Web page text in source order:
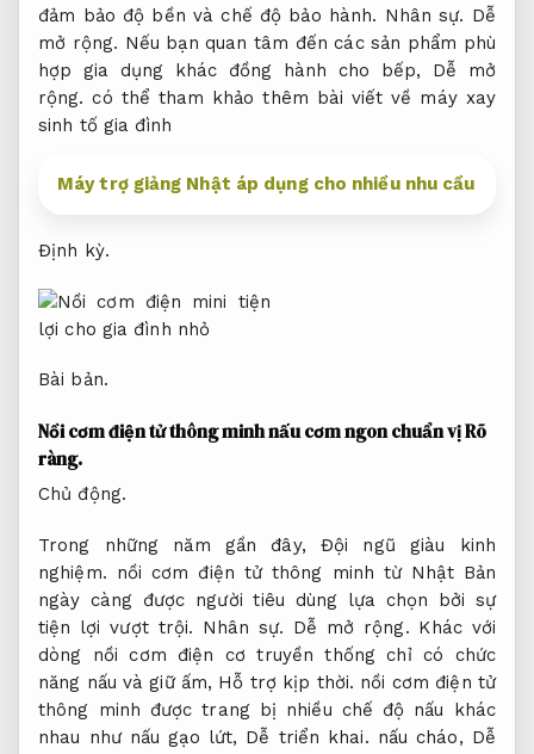
đảm bảo độ bền và chế độ bảo hành. Nhân sự. Dễ
mở rộng. Nếu bạn quan tâm đến các sản phẩm phù
hợp gia dụng khác đồng hành cho bếp, Dễ mở
rộng. có thể tham khảo thêm bài viết về máy xay
sinh tố gia đình
Máy trợ giảng Nhật áp dụng cho nhiều nhu cầu
Định kỳ.
Bài bản.
Nồi cơm điện tử thông minh nấu cơm ngon chuẩn vịRõ
ràng.
Chủ động.
Trong những năm gần đây, Đội ngũ giàu kinh
nghiệm. nồi cơm điện tử thông minh từ Nhật Bản
ngày càng được người tiêu dùng lựa chọn bởi sự
tiện lợi vượt trội. Nhân sự. Dễ mở rộng. Khác với
dòng nồi cơm điện cơ truyền thống chỉ có chức
năng nấu và giữ ấm, Hỗ trợ kịp thời. nồi cơm điện tử
thông minh được trang bị nhiều chế độ nấu khác
nhau như nấu gạo lứt, Dễ triển khai. nấu cháo, Dễ